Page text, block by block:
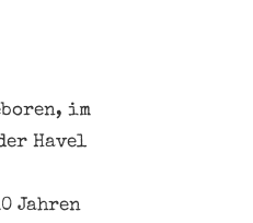
im
Havel
Jahren